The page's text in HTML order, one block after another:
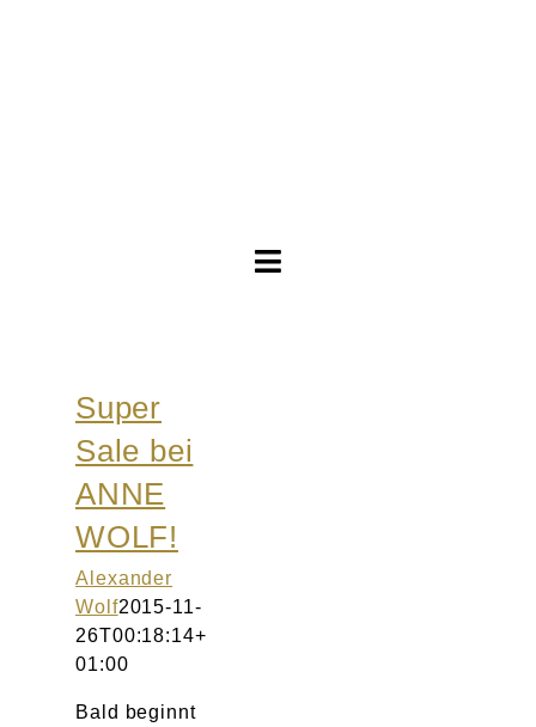
Toggle
Super
Sale bei
ANNE
WOLF!
Alexander
Wolf2015-11-
26T00:18:14+
01:00
Bald beginnt